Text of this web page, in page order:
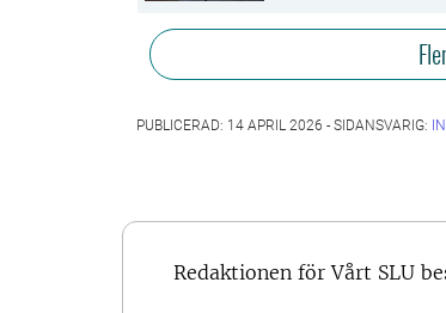
PUBLICERAD: 14 APRIL 2026 - SIDANSVARIG:
Redaktionen för Vårt SLU